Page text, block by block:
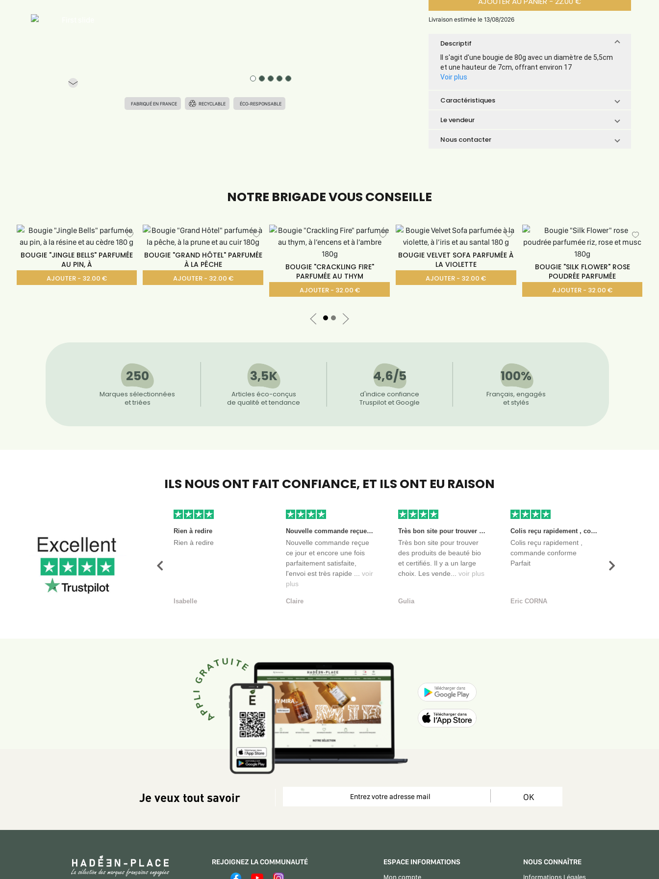
Previous
FABRIQUÉ EN FRANCE RECYCLABLE ÉCO-RESPONSABLE
Livraison estimée le 13/08/2026
Descriptif
Il s'agit d'une bougie de 80g avec un diamètre de 5,5cm
et une hauteur de 7cm, offrant environ 17
Voir plus
Caractéristiques
Le vendeur
Nous contacter
NOTRE BRIGADE VOUS CONSEILLE
BOUGIE "JINGLE BELLS" PARFUMÉE
AU PIN, À
AJOUTER - 32.00 €
BOUGIE "GRAND HÔTEL" PARFUMÉE
À LA PÊCHE
AJOUTER - 32.00 €
BOUGIE "CRACKLING FIRE"
PARFUMÉE AU THYM
AJOUTER - 32.00 €
BOUGIE VELVET SOFA PARFUMÉE À
LA VIOLETTE
AJOUTER - 32.00 €
BOUGIE "SILK FLOWER" ROSE
POUDRÉE PARFUMÉE
AJOUTER - 32.00 €
250
Marques sélectionnées
et triées
3,5K
Articles éco-conçus
de qualité et tendance
4,6/5
d'indice confiance
Truspilot et Google
100%
Français, engagés
et stylés
ILS NOUS ONT FAIT CONFIANCE, ET ILS ONT EU RAISON
Rien à redire
Rien à redire
Isabelle
Nouvelle commande reçue ce jour et encore une fois parfaitement satisfaite, l'envoi est très rapide et les produits sont toujours conditionnés de manière personnalisés. L'avantage de commander auprès de créateurs indépendants.
Nouvelle commande reçue
ce jour et encore une fois
parfaitement satisfaite,
l'envoi est très rapide ... voir
plus
Claire
Très bon site pour trouver des produits de beauté bio et certifiés. Il y a un large choix. Les vendeurs sont des entreprises françaises qui propose aussi des produits de qualité et moins chers que ce qu’on peut trouver dans des magasins.
Très bon site pour trouver
des produits de beauté bio
et certifiés. Il y a un large
choix. Les vende... voir plus
Gulia
Colis reçu rapidement , commande conforme Parfait
Colis reçu rapidement ,
commande conforme
Parfait
Eric CORNA
Précédent Suivant
Je veux tout savoir OK
REJOIGNEZ LA COMMUNAUTÉ ESPACE INFORMATIONS
Mon compte
NOUS CONNAÎTRE
Informations Légales